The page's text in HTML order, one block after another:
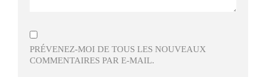
PRÉVENEZ-MOI DE TOUS LES NOUVEAUX
COMMENTAIRES PAR E-MAIL.